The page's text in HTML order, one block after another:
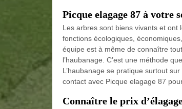
Picque elagage 87 à votre
Les arbres sont biens vivants et
fonctions écologiques,
équipe est à même de connaître
l’haubanage. C’est une méthode
L’haubanage se pratique surtout
contact avec Picque elagage 87
Connaître le prix